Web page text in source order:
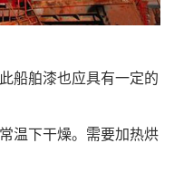
船舶漆也应具有一定的
温下干燥。需要加热烘